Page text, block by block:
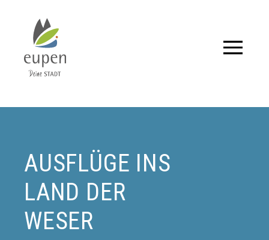
Events
Aktuelles
für
Eupen
und
AUSFLÜGE INS
LAND DER
WESER